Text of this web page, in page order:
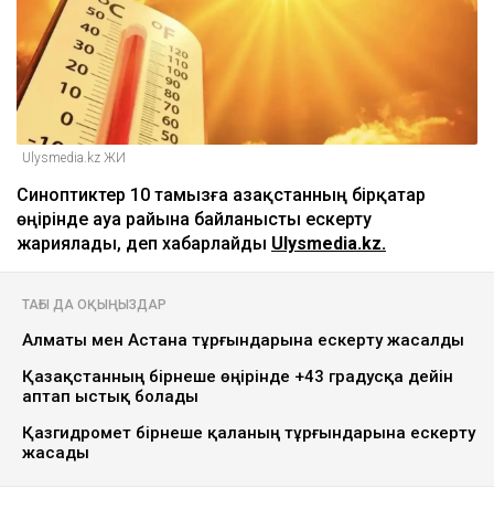
Ulysmedia.kz ЖИ
Синоптиктер 10 тамызға Қазақстанның бірқатар
өңірінде ауа райына байланысты ескерту
жариялады, деп хабарлайды Ulysmedia.kz.
ТАҒЫ ДА ОҚЫҢЫЗДАР
Алматы мен Астана тұрғындарына ескерту жасалды
Қазақстанның бірнеше өңірінде +43 градусқа дейін
аптап ыстық болады
Қазгидромет бірнеше қаланың тұрғындарына ескерту
жасады